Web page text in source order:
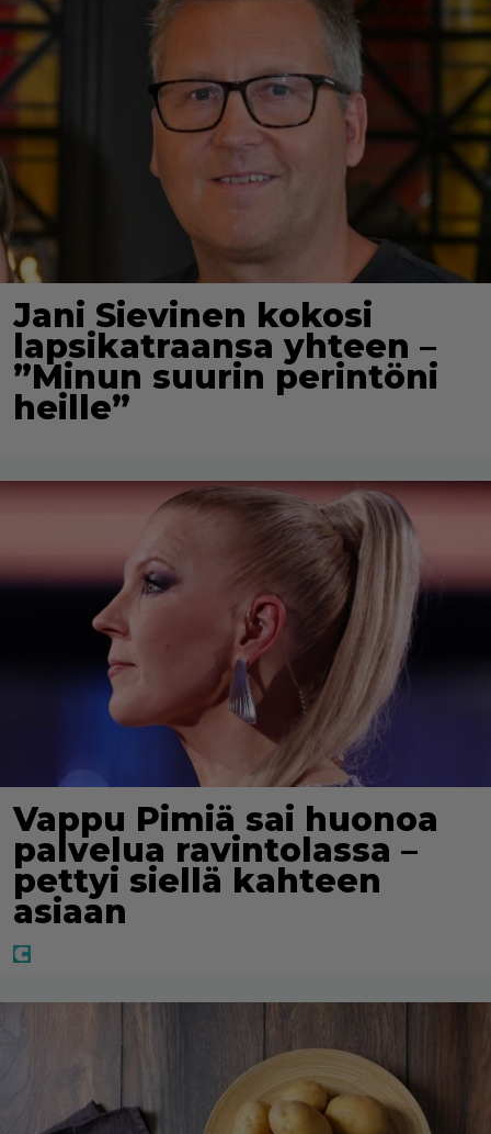
Jani Sievinen kokosi
lapsikatraansa yhteen –
”Minun suurin perintöni
heille”
Vappu Pimiä sai huonoa
palvelua ravintolassa –
pettyi siellä kahteen
asiaan